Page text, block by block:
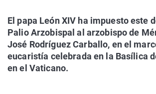
El papa León XIV ha impuesto este
Palio Arzobispal al arzobispo de
José Rodríguez Carballo, en el
eucaristía celebrada en la Basílica
en el Vaticano.